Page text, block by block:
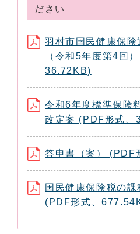
ださい
羽村市国民健康保
（令和5年度第4回
36.72KB)
令和6年度標準保険
改定案 (PDF形式、
答申書（案） (PDF
国民健康保険税の
(PDF形式、